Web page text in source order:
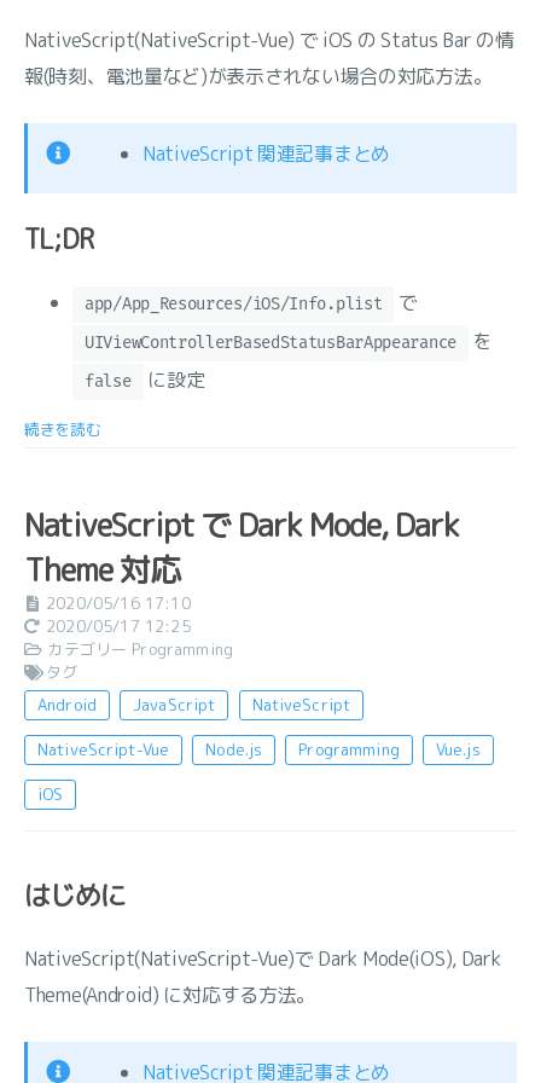
NativeScript(NativeScript-Vue) で iOS の Status Bar の情
報(時刻、電池量など)が表示されない場合の対応方法。
NativeScript 関連記事まとめ
TL;DR
app/App_Resources/iOS/Info.plist で
UIViewControllerBasedStatusBarAppearance を
false に設定
続きを読む
NativeScript で Dark Mode, Dark
Theme 対応
2020/05/16 17:10
2020/05/17 12:25
カテゴリー Programming
タグ
Android
JavaScript NativeScript
NativeScript-Vue Node.js Programming Vue.js
iOS
はじめに
NativeScript(NativeScript-Vue)で Dark Mode(iOS), Dark
Theme(Android) に対応する方法。
NativeScript 関連記事まとめ